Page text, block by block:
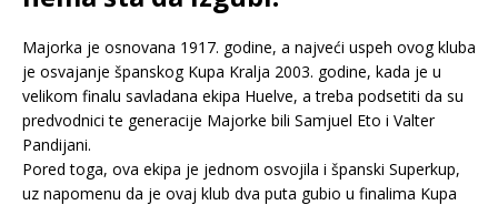
Majorka je osnovana 1917. godine, a najveći uspeh ovog kluba
je osvajanje španskog Kupa Kralja 2003. godine, kada je u
velikom finalu savladana ekipa Huelve, a treba podsetiti da su
predvodnici te generacije Majorke bili Samjuel Eto i Valter
Pandijani.
Pored toga, ova ekipa je jednom osvojila i španski Superkup,
uz napomenu da je ovaj klub dva puta gubio u finalima Kupa